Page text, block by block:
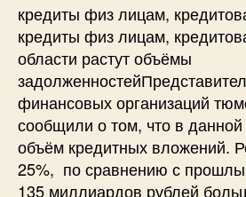
кредиты физ лицам,
кредиты физ лицам,
области растут объёмы
финансовых организаций
сообщили о том, что в данной
объём кредитных вложений.
25%, по сравнению с
135 миллиардов рублей